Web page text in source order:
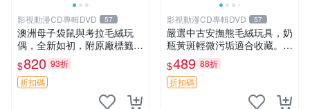
影視動漫CD專輯DVD 57
澳洲母子袋鼠與考拉毛絨玩
偶，全新如初，附原廠標籤，
手感極軟，適合贈送親朋好
友。袋鼠與考拉正版，精緻尺
寸，適合作為收藏或家飾擺
設，增添暖意。 母子、袋
$820 93折
折扣碼
影視動漫CD專輯DVD 57
嚴選中古安撫熊毛絨玩具，奶
瓶黃斑輕微污垢適合收藏。默
認兩日發貨，全國快遞隨機派
送。 成色如圖可放心購買，
輕微瑕疵和臟污不影響使用。
安撫熊 中古玩偶 毛
$489 88折
折扣碼